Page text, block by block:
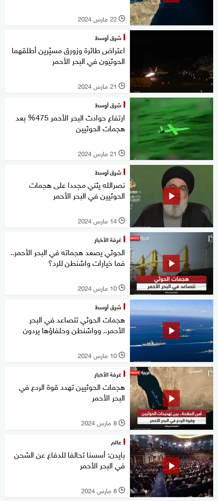
l 22 مارس 2024
شرق أوسط
اعتراض طائرة وزورق مسيّرين أطلقهما
الحوثيون في البحر الأحمر
l 21 مارس 2024
شرق أوسط
ارتفاع حوادث البحر الأحمر 475% بعد
هجمات الحوثيين
l 21 مارس 2024
شرق أوسط
نصرالله يثني مجددا على هجمات
الحوثيين في البحر الأحمر
l 14 مارس 2024
غرفة الأخبار
الحوثي يصعد هجماته في البحر الأحمر..
فما خيارات واشنطن للرد؟
l 10 مارس 2024
شرق أوسط
هجمات الحوثي تتصاعد في البحر
الأحمر.. وواشنطن وحلفاؤها يردون
l 10 مارس 2024
غرفة الأخبار
هجمات الحوثيين تهدد قوة الردع في
البحر الأحمر
l 8 مارس 2024
عالم
بايدن: أسسنا تحالفا للدفاع عن الشحن
في البحر الأحمر
l 8 مارس 2024